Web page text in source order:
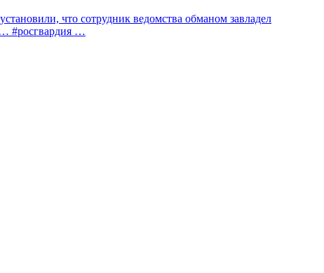
что сотрудник ведомства обманом завладел
#росгвардия …